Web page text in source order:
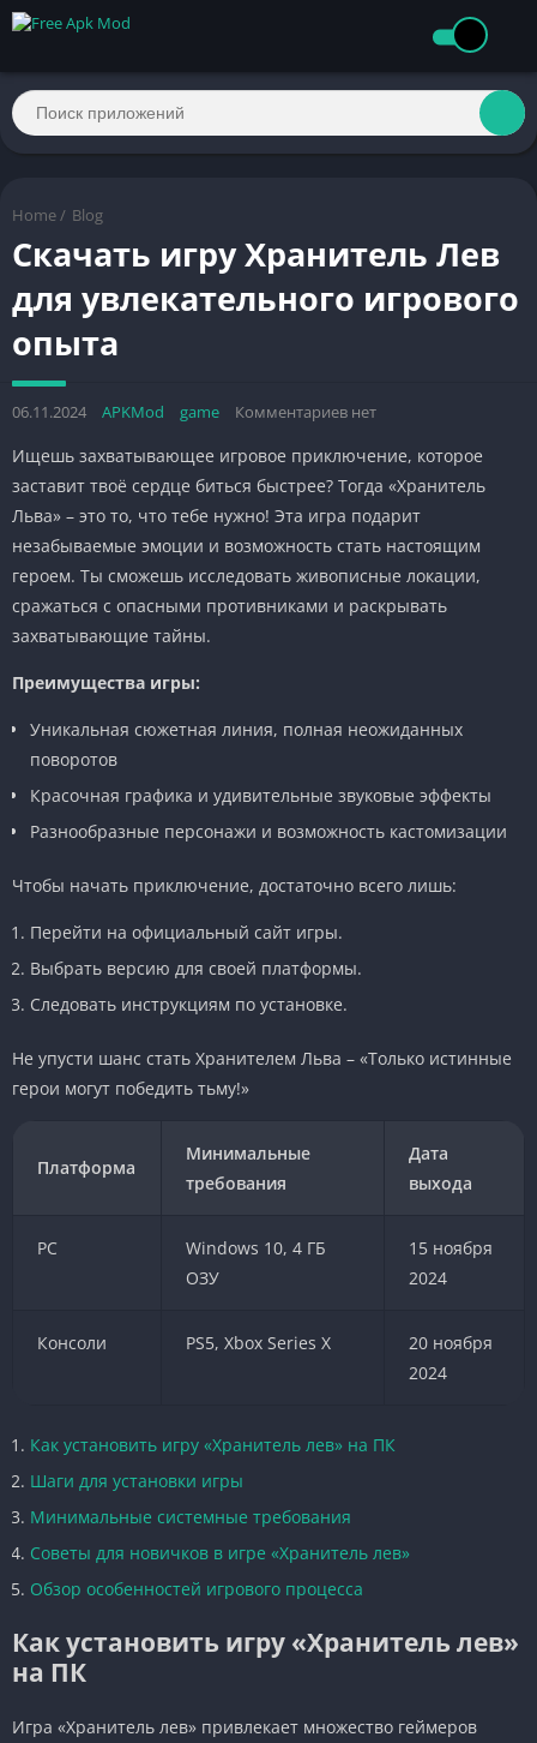
Home / Blog
Скачать игру Хранитель Лев
для увлекательного игрового
опыта
06.11.2024 APKMod game Комментариев нет
Ищешь захватывающее игровое приключение, которое
заставит твоё сердце биться быстрее? Тогда «Хранитель
Льва» – это то, что тебе нужно! Эта игра подарит
незабываемые эмоции и возможность стать настоящим
героем. Ты сможешь исследовать живописные локации,
сражаться с опасными противниками и раскрывать
захватывающие тайны.
Преимущества игры:
Уникальная сюжетная линия, полная неожиданных
поворотов
Красочная графика и удивительные звуковые эффекты
Разнообразные персонажи и возможность кастомизации
Чтобы начать приключение, достаточно всего лишь:
Перейти на официальный сайт игры.
Выбрать версию для своей платформы.
Следовать инструкциям по установке.
Не упусти шанс стать Хранителем Льва – «Только истинные
герои могут победить тьму!»
Платформа
Минимальные
требования
Дата
выхода
PC
Windows 10, 4 ГБ
ОЗУ
15 ноября
2024
Консоли PS5, Xbox Series X
20 ноября
2024
Как установить игру «Хранитель лев» на ПК
Шаги для установки игры
Минимальные системные требования
Советы для новичков в игре «Хранитель лев»
Обзор особенностей игрового процесса
Как установить игру «Хранитель лев»
на ПК
Игра «Хранитель лев» привлекает множество геймеров